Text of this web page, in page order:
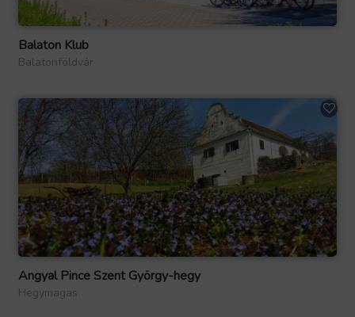
Balaton Klub
Balatonföldvár
Angyal Pince Szent György-hegy
Hegymagas